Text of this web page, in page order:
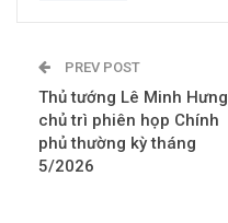
PREV POST
Thủ tướng Lê Minh Hưng
chủ trì phiên họp Chính
phủ thường kỳ tháng
5/2026